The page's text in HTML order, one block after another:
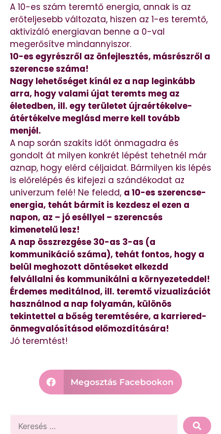
A 10-es szám teremtő energia, annak is az
erőteljesebb változata, hiszen az 1-es teremtő,
aktivizáló energiavan benne a 0-val
megerősítve mindannyiszor.
10-es egyrészről az önfejlesztés, másrészről a
szerencse száma!
Nagy lehetőséget kínál ez a nap leginkább
arra, hogy valami újat teremts meg az
életedben, ill. egy területet újraértékelve-
átértékelve meglásd merre kell tovább
menjél.
A nap során szakíts időt önmagadra és
gondolt át milyen konkrét lépést tehetnél már
aznap, hogy elérd céljaidat. Bármilyen kis lépés
is előrelépés és kifejezi a szándékodat az
univerzum felé! Ne feledd, a 10-es szerencse-
energia, tehát bármit is kezdesz el ezen a
napon, az – jó eséllyel – szerencsés
kimenetelű lesz!
A nap összrezgése 30-as 3-as (a
kommunikáció száma), tehát fontos, hogy a
belül meghozott döntéseket elkezdd
felvállalni és kommunikálni a környezeteddel!
Érdemes meditálnod, ill. teremtő vizualizációt
használnod a nap folyamán, különös
tekintettel a bőség teremtésére, a karriered-
önmegvalósításod előmozdítására!
Jó teremtést!
Megosztás Facebookon